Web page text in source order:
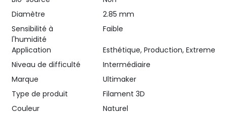
Diamètre
2.85 mm
Sensibilité à
l'humidité
Faible
Application
Esthétique, Production, Extreme
Niveau de difficulté
Intermédiaire
Marque
Ultimaker
Type de produit
Filament 3D
Couleur
Naturel